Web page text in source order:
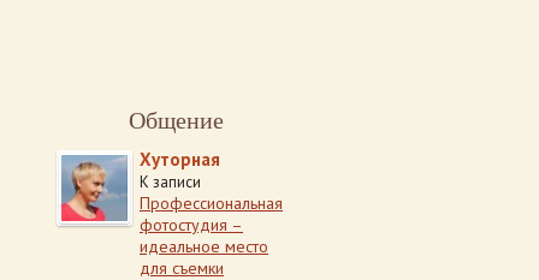
Общение
Хуторная
К записи
Профессиональная
фотостудия –
идеальное место
для съемки